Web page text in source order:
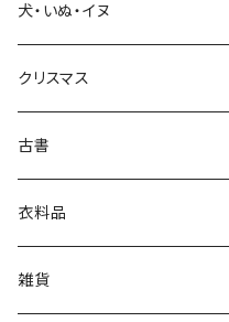
生活・暮らし
芸術・絵画・写真
絵本・児童書
娯楽・エンターテインメント
犬・いぬ・イヌ
クリスマス
古書
古書セット
美術
衣料品
POLEWARDS
雑貨